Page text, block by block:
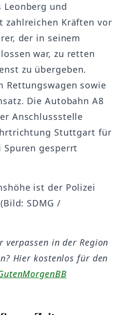
Leonberg und
zahlreichen Kräften vor
der in seinem
war, zu retten
zu übergeben.
Rettungswagen sowie
Die Autobahn A8
Anschlussstelle
Stuttgart für
Spuren gesperrt
ist der Polizei
SDMG /
verpassen in der Region
Hier kostenlos für den